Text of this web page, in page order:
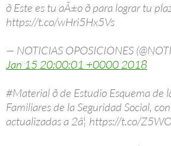
ð Este es tu aÃ±o ð para lograr tu plaza
https://t.co/wHri5Hx5Vs
— NOTICIAS OPOSICIONES
Jan 15 20:00:01 +0000 2018
#Material ð de Estudio Esquema de
Familiares de la Seguridad Social,
actualizadas a 2â¦ https://t.co/